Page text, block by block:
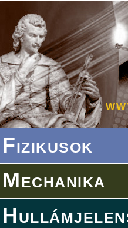
Fizikusok
Mechanika